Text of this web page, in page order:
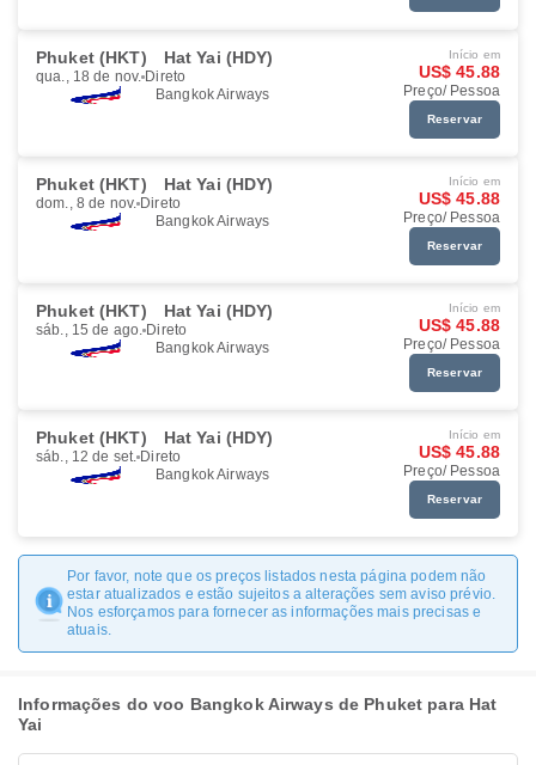
Phuket (HKT) Hat Yai (HDY)
qua., 18 de nov. Direto
Bangkok Airways
Início em
US$ 45.88
Preço/ Pessoa
Reservar
Phuket (HKT) Hat Yai (HDY)
dom., 8 de nov. Direto
Bangkok Airways
Início em
US$ 45.88
Preço/ Pessoa
Reservar
Phuket (HKT) Hat Yai (HDY)
sáb., 15 de ago. Direto
Bangkok Airways
Início em
US$ 45.88
Preço/ Pessoa
Reservar
Phuket (HKT) Hat Yai (HDY)
sáb., 12 de set. Direto
Bangkok Airways
Início em
US$ 45.88
Preço/ Pessoa
Reservar
Por favor, note que os preços listados nesta página podem não
estar atualizados e estão sujeitos a alterações sem aviso prévio.
Nos esforçamos para fornecer as informações mais precisas e
atuais.
Informações do voo Bangkok Airways de Phuket para Hat
Yai